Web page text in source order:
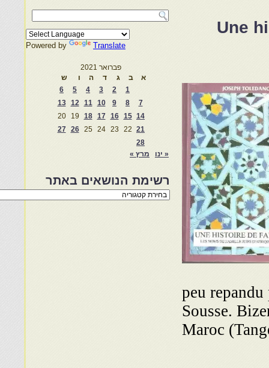
Une
peu
Sousse.
Maroc
Powered by Translate
פברואר 2021
א
ב ג ד ה ו
ש
1
2
3
4
5
6
7
8
9
10
11
12
13
14
15
16
17
18
19
20
21
22
23
24
25
26
27
28
« ינו
מרץ »
רשימת הנושאים באתר
רשימת
הנושאים